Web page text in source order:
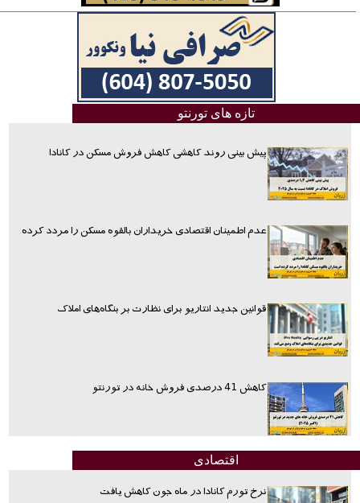
تازه های تورنتو
پیش بینی روند کاهشی کاهش فروش مسکن در کانادا
عدم اطمینان اقتصادی خریداران بالقوه مسکن را مردد کرده
قوانین جدید انتاریو برای نظارت بر بنگاه‌های املاک
کاهش 41 درصدی فروش خانه در تورنتو
اقتصادی
نرخ تورم کانادا در ماه جون کاهش یافت